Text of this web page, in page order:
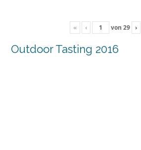
« ‹ von 29 ›
Outdoor Tasting 2016